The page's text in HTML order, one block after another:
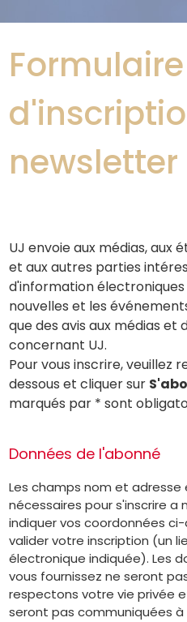
Formulaire
newsletter
UJ envoie aux médias, aux
et aux autres parties
d'information
nouvelles et les
que des avis aux médias
concernant UJ.
Pour vous inscrire, veuillez
dessous et cliquer sur
marqués par * sont
Données de l'abonné
Les champs nom et
nécessaires pour s'inscrire a
indiquer vos coordonnées
valider votre inscription (un
électronique indiquée). Les
vous fournissez ne seront
respectons votre vie privée
seront pas communiquées